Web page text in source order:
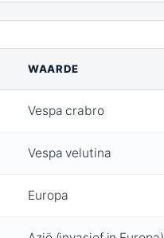
WAARDE
Vespa crabro
Vespa velutina
Europa